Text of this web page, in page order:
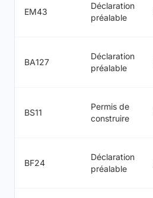
EM43
Déclaration
préalable
BA127
Déclaration
préalable
BS11
Permis de
construire
BF24
Déclaration
préalable